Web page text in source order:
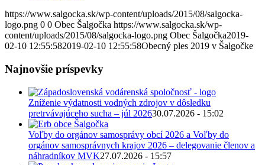
https://www.salgocka.sk/wp-content/uploads/2015/08/salgocka-
logo.png 0 0 Obec Šalgočka https://www.salgocka.sk/wp-
content/uploads/2015/08/salgocka-logo.png Obec Šalgočka2019-
02-10 12:55:582019-02-10 12:55:58Obecný ples 2019 v Šalgočke
Najnovšie príspevky
Zníženie výdatnosti vodných zdrojov v dôsledku
pretrvávajúceho sucha – júl 202630.07.2026 - 15:02
Voľby do orgánov samosprávy obcí 2026 a Voľby do
orgánov samosprávnych krajov 2026 – delegovanie členov a
náhradníkov MVK27.07.2026 - 15:57